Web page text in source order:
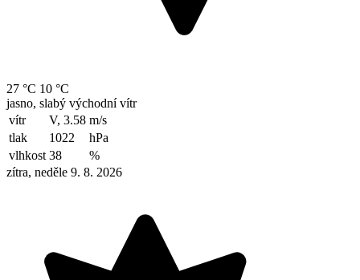
27 °C 10 °C
jasno, slabý východní vítr
vítr
V, 3.58 m/s
tlak
1022
hPa
vlhkost 38
%
zítra, neděle 9. 8. 2026